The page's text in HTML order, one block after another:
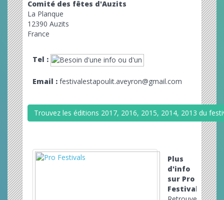
Comité des fêtes d'Auzits
La Planque
12390 Auzits
France
Tel :
Email : festivalestapoulit.aveyron@gmail.com
Trouvez les éditions 2017, 2016, 2015, 2014, 2013 du
Plus
d'info
sur Pro
Festivals